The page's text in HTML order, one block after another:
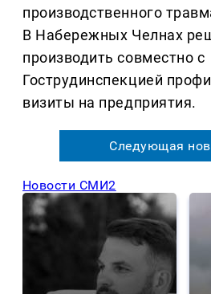
производственного
В Набережных Челнах
производить совместно с
Гострудинспекцией
визиты на предприятия.
Следующая
Новости СМИ2